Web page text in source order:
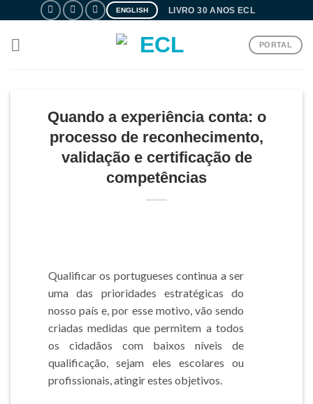
content
ENGLISH LIVRO 30 ANOS ECL
PORTAL
Quando a experiência conta: o
processo de reconhecimento,
validação e certificação de
competências
Qualificar os portugueses continua a ser
uma das prioridades estratégicas do
nosso país e, por esse motivo, vão sendo
criadas medidas que permitem a todos
os cidadãos com baixos níveis de
qualificação, sejam eles escolares ou
profissionais, atingir estes objetivos.